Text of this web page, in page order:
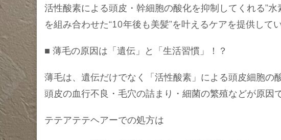
活性酸素による頭皮・幹細胞の酸化を抑制してくれる”水
を組み合わせた“10年後も美髪”を叶えるケアを提供して
■ 薄毛の原因は「遺伝」と「生活習慣」！？
薄毛は、遺伝だけでなく「活性酸素」による頭皮細胞の酸
頭皮の血行不良・毛穴の詰まり・細菌の繁殖などが原因
テテアテテヘアーでの処方は